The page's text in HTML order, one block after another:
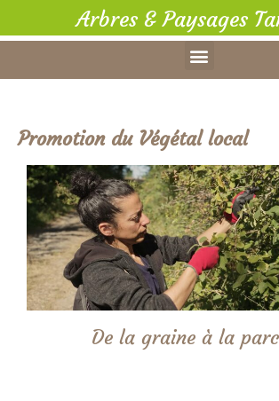
Arbres & Paysages
Promotion du Végétal local
De la graine à la